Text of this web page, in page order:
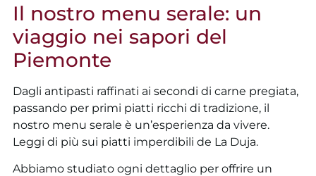
Il nostro menu serale: un
viaggio nei sapori del
Piemonte
Dagli antipasti raffinati ai secondi di carne pregiata,
passando per primi piatti ricchi di tradizione, il
nostro menu serale è un’esperienza da vivere.
Leggi di più sui piatti imperdibili de La Duja.
Abbiamo studiato ogni dettaglio per offrire un